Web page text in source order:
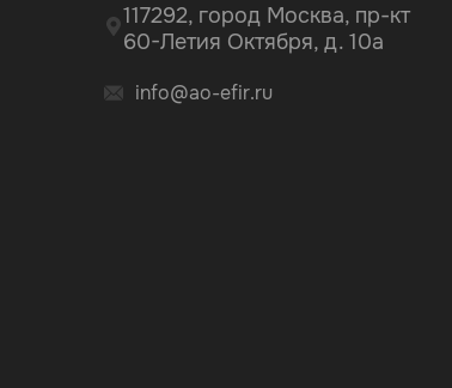
117292, город Москва, пр-кт
60-Летия Октября, д. 10а
info@ao-efir.ru